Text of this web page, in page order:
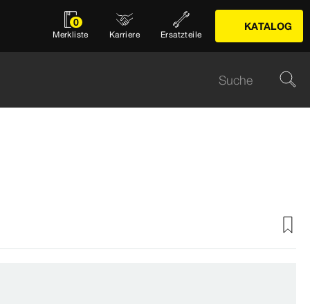
0
Merkliste Karriere Ersatzteile
KATALOG